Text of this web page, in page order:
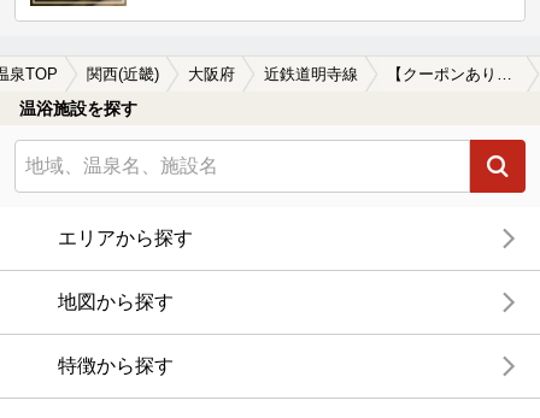
泉TOP 関西(近畿) 大阪府 近鉄道明寺線 【クーポンあり】漫画が楽しめる近鉄道明寺線周辺の温泉、日帰り温泉、スーパー銭湯を探す
温浴施設を探す
エリアから探す
地図から探す
特徴から探す